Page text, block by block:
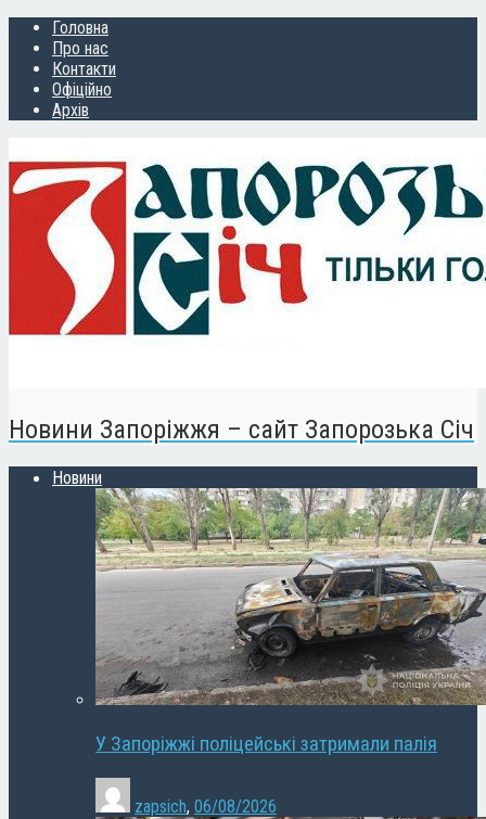
Головна
Про нас
Контакти
Офіційно
Архів
Новини Запоріжжя – сайт Запорозька Січ
Новини
У Запоріжжі поліцейські затримали палія
zapsich, 06/08/2026